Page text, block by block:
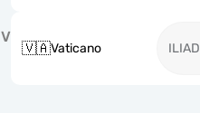
V
🇻🇦Vaticano ILIAD